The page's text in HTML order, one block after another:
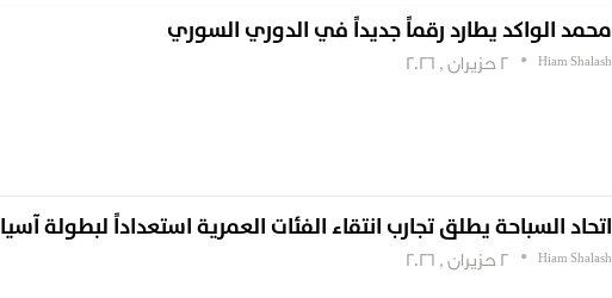
محمد الواكد يطارد رقماً جديداً في الدوري السوري
Hiam Shalash 2 حزيران , 2026
اتحاد السباحة يطلق تجارب انتقاء الفئات العمرية استعداداً لبطولة آسيا
Hiam Shalash 2 حزيران , 2026